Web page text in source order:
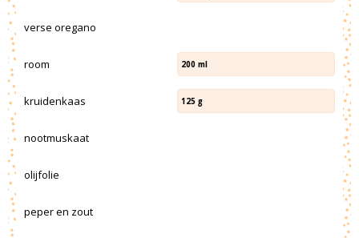
verse oregano
room 200 ml
kruidenkaas 125 g
nootmuskaat
olijfolie
peper en zout